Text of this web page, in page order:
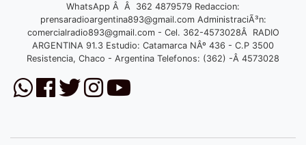
WhatsApp Â Â 362 4879579 Redaccion:
prensaradioargentina893@gmail.comAdministraciÃ³n:
comercialradio893@gmail.com- Cel. 362-4573028Â RADIO
ARGENTINA 91.3 Estudio: Catamarca NÂº 436 - C.P 3500
Resistencia, Chaco - Argentina Telefonos: (362) -Â 4573028